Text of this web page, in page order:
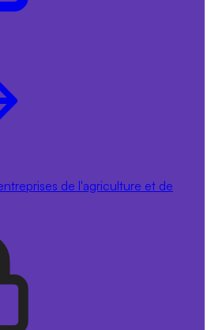
de l'agriculture et de